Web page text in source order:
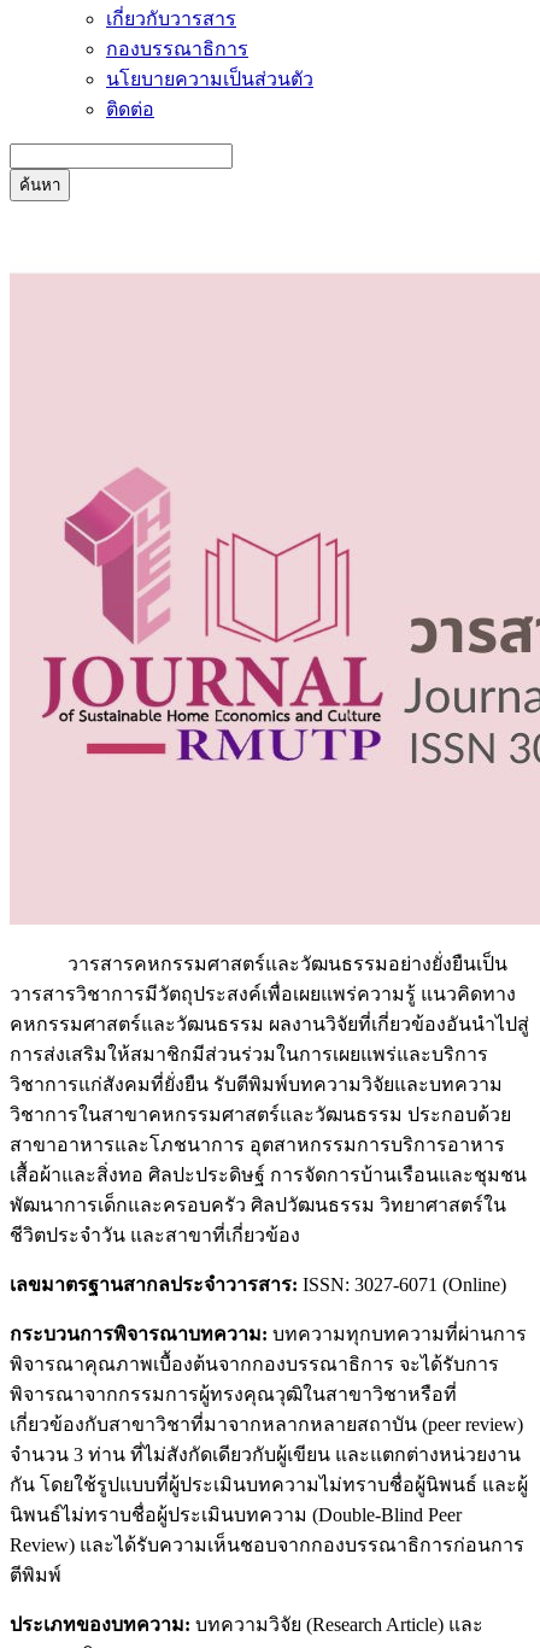
เกี่ยวกับวารสาร
กองบรรณาธิการ
นโยบายความเป็นส่วนตัว
ติดต่อ
ค้นหา
วารสารคหกรรมศาสตร์และวัฒนธรรมอย่างยั่งยืนเป็น
วารสารวิชาการมีวัตถุประสงค์เพื่อเผยแพร่ความรู้ แนวคิดทาง
คหกรรมศาสตร์และวัฒนธรรม ผลงานวิจัยที่เกี่ยวข้องอันนำไปสู่
การส่งเสริมให้สมาชิกมีส่วนร่วมในการเผยแพร่และบริการ
วิชาการแก่สังคมที่ยั่งยืน รับตีพิมพ์บทความวิจัยและบทความ
วิชาการในสาขาคหกรรมศาสตร์และวัฒนธรรม ประกอบด้วย
สาขาอาหารและโภชนาการ อุตสาหกรรมการบริการอาหาร
เสื้อผ้าและสิ่งทอ ศิลปะประดิษฐ์ การจัดการบ้านเรือนและชุมชน
พัฒนาการเด็กและครอบครัว ศิลปวัฒนธรรม วิทยาศาสตร์ใน
ชีวิตประจำวัน และสาขาที่เกี่ยวข้อง
เลขมาตรฐานสากลประจำวารสาร: ISSN: 3027-6071 (Online)
กระบวนการพิจารณาบทความ: บทความทุกบทความที่ผ่านการ
พิจารณาคุณภาพเบื้องต้นจากกองบรรณาธิการ จะได้รับการ
พิจารณาจากกรรมการผู้ทรงคุณวุฒิในสาขาวิชาหรือที่
เกี่ยวข้องกับสาขาวิชาที่มาจากหลากหลายสถาบัน (peer review)
จำนวน 3 ท่าน ที่ไม่สังกัดเดียวกับผู้เขียน และแตกต่างหน่วยงาน
กัน โดยใช้รูปแบบที่ผู้ประเมินบทความไม่ทราบชื่อผู้นิพนธ์ และผู้
นิพนธ์ไม่ทราบชื่อผู้ประเมินบทความ (Double-Blind Peer
Review) และได้รับความเห็นชอบจากกองบรรณาธิการก่อนการ
ตีพิมพ์
ประเภทของบทความ: บทความวิจัย (Research Article) และ